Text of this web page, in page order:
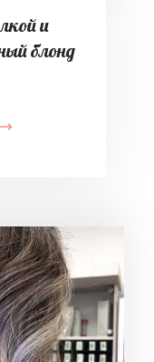
и
блонд